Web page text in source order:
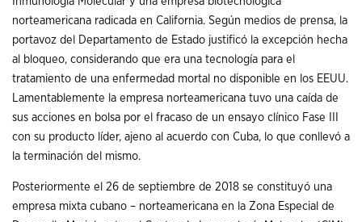
norteamericana radicada en California. Según medios de prensa, la
portavoz del Departamento de Estado justificó la excepción hecha
al bloqueo, considerando que era una tecnología para el
tratamiento de una enfermedad mortal no disponible en los EEUU.
Lamentablemente la empresa norteamericana tuvo una caída de
sus acciones en bolsa por el fracaso de un ensayo clínico Fase III
con su producto líder, ajeno al acuerdo con Cuba, lo que conllevó a
la terminación del mismo.
Posteriormente el 26 de septiembre de 2018 se constituyó una
empresa mixta cubano – norteamericana en la Zona Especial de